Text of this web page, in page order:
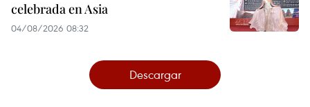
celebrada en Asia
04/08/2026 08:32
Descargar